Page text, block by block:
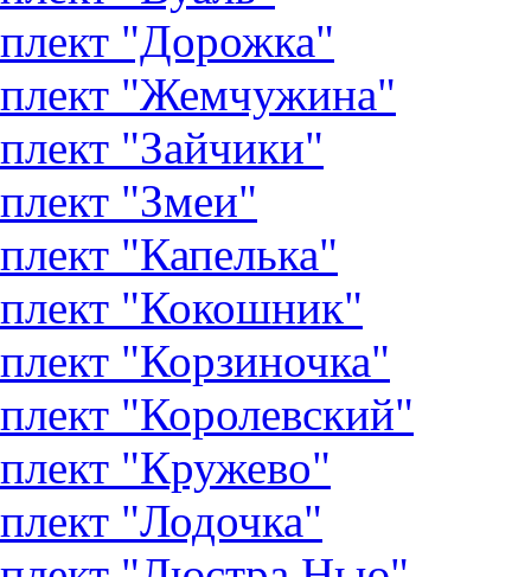
"Дорожка"
"Жемчужина"
"Зайчики"
"Змеи"
"Капелька"
"Кокошник"
"Корзиночка"
"Королевский"
"Кружево"
"Лодочка"